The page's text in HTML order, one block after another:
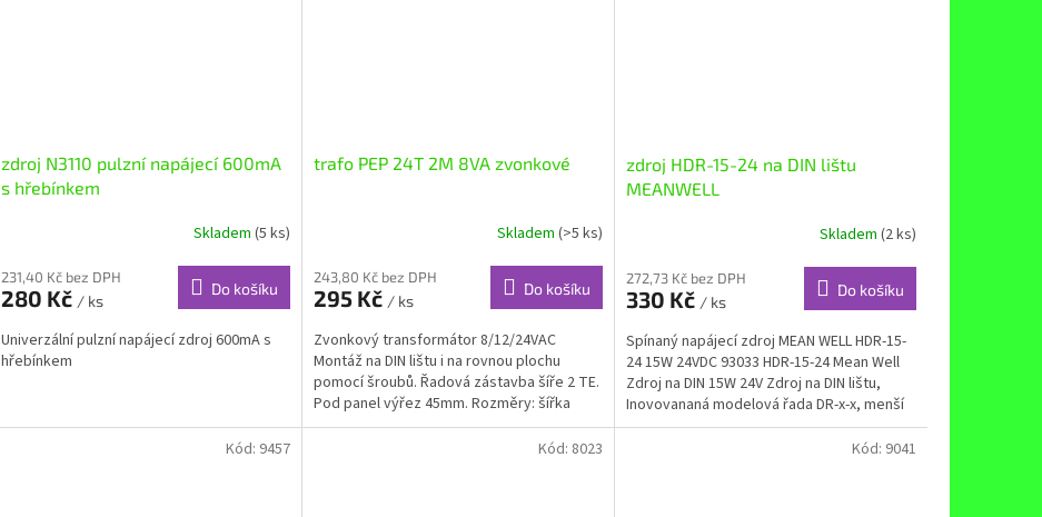
zdroj N3110 pulzní napájecí 600mA
s hřebínkem
Skladem (5 ks)
231,40 Kč bez DPH
280 Kč / ks
Do košíku
Univerzální pulzní napájecí zdroj 600mA s
hřebínkem
trafo PEP 24T 2M 8VA zvonkové
Skladem (>5 ks)
243,80 Kč bez DPH
295 Kč / ks
Do košíku
Zvonkový transformátor 8/12/24VAC
Montáž na DIN lištu i na rovnou plochu
pomocí šroubů. Řadová zástavba šíře 2 TE.
Pod panel výřez 45mm. Rozměry: šířka
36mm, výška...
zdroj HDR-15-24 na DIN lištu
MEANWELL
Skladem (2 ks)
272,73 Kč bez DPH
330 Kč / ks
Do košíku
Spínaný napájecí zdroj MEAN WELL HDR-15-
24 15W 24VDC 93033 HDR-15-24 Mean Well
Zdroj na DIN 15W 24V Zdroj na DIN lištu,
Inovovananá modelová řada DR-x-x, menší
rozměry. Je...
Kód: 9457 Kód: 8023 Kód: 9041